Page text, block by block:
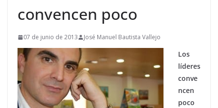
convencen poco
07 de junio de 2013 José Manuel Bautista Vallejo
Los
líderes
conve
ncen
poco